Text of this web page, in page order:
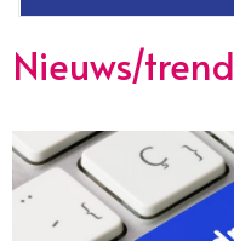
Nieuws/trend